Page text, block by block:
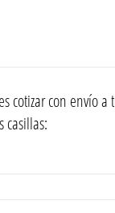
cotizar con envío
casillas: